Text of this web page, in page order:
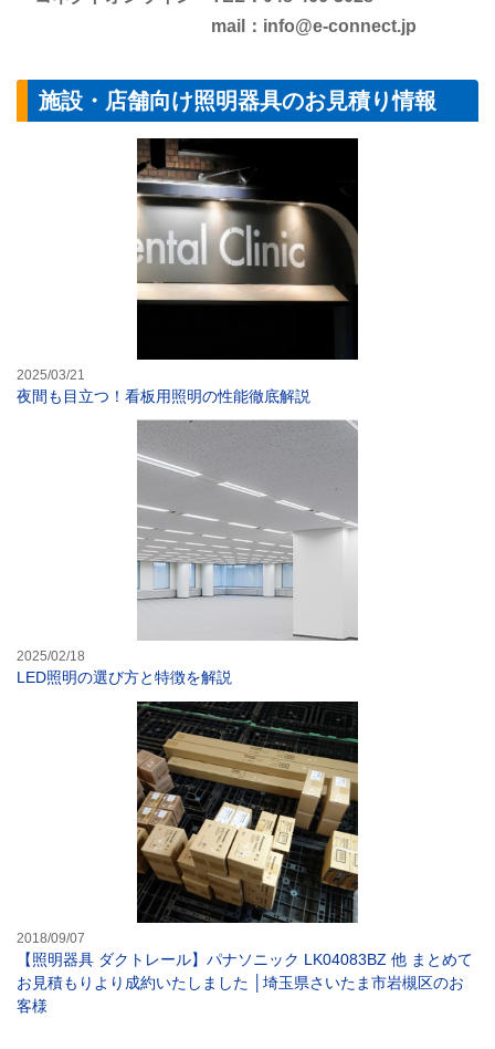
mail：info@e-connect.jp
施設・店舗向け照明器具のお見積り情報
2025/03/21
夜間も目立つ！看板用照明の性能徹底解説
2025/02/18
LED照明の選び方と特徴を解説
2018/09/07
【照明器具 ダクトレール】パナソニック LK04083BZ 他 まとめて
お見積もりより成約いたしました │埼玉県さいたま市岩槻区のお
客様